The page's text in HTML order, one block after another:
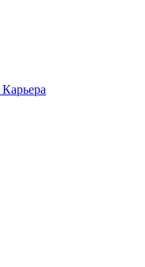
Карьера